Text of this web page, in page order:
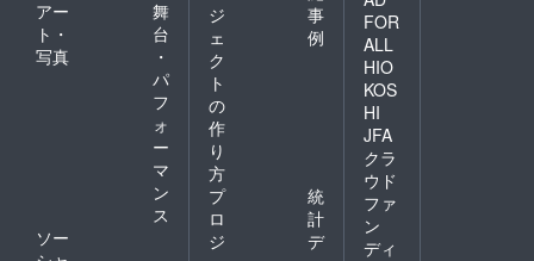
アー
ト・
写真
舞
台
・
パ
フ
ォ
ー
マ
ン
ス
ソー
ジ
ェ
ク
ト
の
作
り
方
事
例
プ
ロ
ジ
統
計
デ
FOR
ALL
HIO
KOS
HI
JFA
クラ
ウド
ファ
ン
ディ